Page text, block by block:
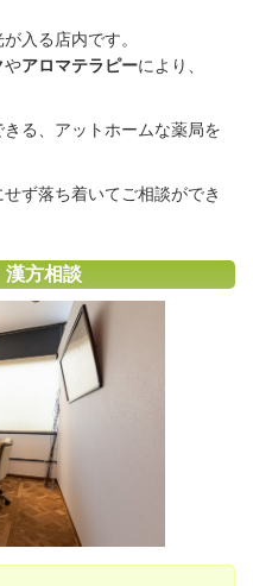
入る店内です。
やアロマテラピーにより、
る、アットホームな薬局を
ず落ち着いてご相談ができ
漢方相談